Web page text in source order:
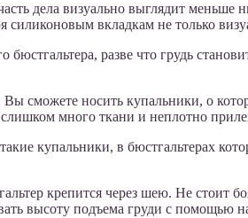
дела визуально выглядит
вкладкам не только
разве что грудь
сможете носить купальники, о
много ткани и неплотно
купальники, в бюстгальтерах
крепится через шею. Не стоит
высоту подъема груди с помощью